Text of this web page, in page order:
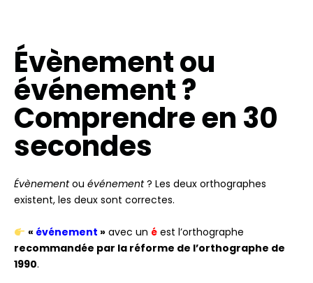
Évènement ou
événement ?
Comprendre en 30
secondes
Évènementou événement? Les deux orthographes
existent, les deux sont correctes.
« événement »avec un éest l’orthographe
recommandée par la réforme de l’orthographe de
1990.